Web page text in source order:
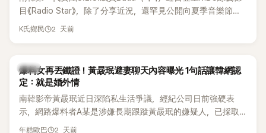
麼大，不知道才奇怪吧。」一來一往，氣氛反而更加輕鬆。 談到
當年情況，李智惠終於鬆口坦言，當時確實被質疑動過隆胸手
術。她回憶：「拍了比基尼照片之後，就開始被說是不是去隆乳
了。」為了澄清誤會，她只好親自站出來說清楚。 李智惠進一步
想，既然一直說我有做，那我乾脆把腋下給大家看，證明我根
本沒動過。」一句話說完，全場瞬間炸鍋，來賓又驚又笑。 事實
上，早在 2006 年，李智惠就為了證明自己沒有「隆乳」，真的
召開了一場泳裝記者招待會。當時她穿著比基尼站在一排攝影
目《Radio Star》，除了分享近況，還罕見公開向夏季音樂節
Waterbomb喊話，笑稱自己至今從未受邀演出，更幽默表示：
K氏鄉民 2 天前
韓星
爆料女再丟鐵證！黃晸珉避妻聊天內容曝光 1句話讓韓網認
定：就是婚外情
南韓影帝黃晸珉近日深陷私生活爭議，經紀公司日前強硬表
示，網路爆料者A某是涉嫌長期跟蹤黃晸珉的嫌疑人，已採取
法律行動。不過，A某並未因此停止發聲，5日再度透過社群平
年糕歐巴 2 天前